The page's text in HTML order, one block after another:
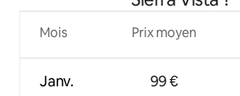
Mois
Janv.
Prix moyen
99 €